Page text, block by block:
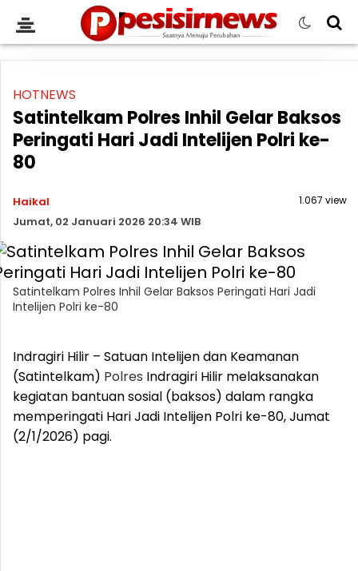
HOTNEWS
Satintelkam Polres Inhil Gelar Baksos
Peringati Hari Jadi Intelijen Polri ke-
80
Haikal
Jumat, 02 Januari 2026 20:34 WIB
1.067 view
Satintelkam Polres Inhil Gelar Baksos Peringati Hari Jadi
Intelijen Polri ke-80
Indragiri Hilir – Satuan Intelijen dan Keamanan
(Satintelkam) Polres Indragiri Hilir melaksanakan
kegiatan bantuan sosial (baksos) dalam rangka
memperingati Hari Jadi Intelijen Polri ke-80, Jumat
(2/1/2026) pagi.